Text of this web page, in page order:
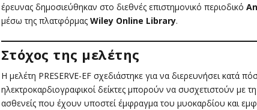
έρευνας δημοσιεύθηκαν στο διεθνές επιστημονικό περιοδικό
μέσω της πλατφόρμας Wiley Online Library.
Στόχος της μελέτης
Η μελέτη PRESERVE-EF σχεδιάστηκε για να διερευνήσει κατά
ηλεκτροκαρδιογραφικοί δείκτες μπορούν να συσχετιστούν με
ασθενείς που έχουν υποστεί έμφραγμα του μυοκαρδίου και